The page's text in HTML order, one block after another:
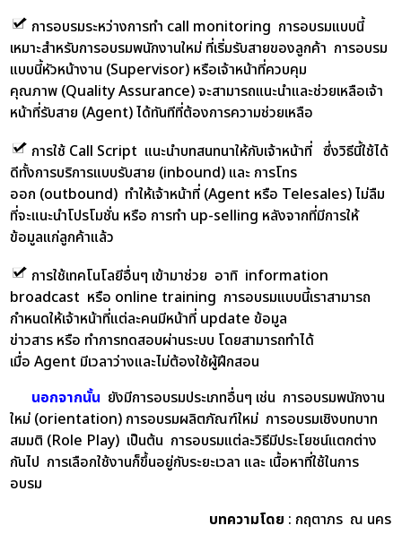
การอบรมระหว่างการทำ call monitoring การอบรมแบบนี้
เหมาะสำหรับการอบรมพนักงานใหม่ ที่เริ่มรับสายของลูกค้า การอบรม
แบบนี้หัวหน้างาน (Supervisor) หรือเจ้าหน้าที่ควบคุม
คุณภาพ (Quality Assurance) จะสามารถแนะนำและช่วยเหลือเจ้า
หน้าที่รับสาย (Agent) ได้ทันทีที่ต้องการความช่วยเหลือ
การใช้ Call Script แนะนำบทสนทนาให้กับเจ้าหน้าที่ ซึ่งวิธีนี้ใช้ได้
ดีทั้งการบริการแบบรับสาย (inbound) และ การโทร
ออก (outbound) ทำให้เจ้าหน้าที่ (Agent หรือ Telesales) ไม่ลืม
ที่จะแนะนำโปรโมชั่น หรือ การทำ up-selling หลังจากที่มีการให้
ข้อมูลแก่ลูกค้าแล้ว
การใช้เทคโนโลยีอื่นๆ เข้ามาช่วย อาทิ information
broadcast หรือ online training การอบรมแบบนี้เราสามารถ
กำหนดให้เจ้าหน้าที่แต่ละคนมีหน้าที่ update ข้อมูล
ข่าวสาร หรือ ทำการทดสอบผ่านระบบ โดยสามารถทำได้
เมื่อ Agent มีเวลาว่างและไม่ต้องใช้ผู้ฝึกสอน
นอกจากนั้น ยังมีการอบรมประเภทอื่นๆ เช่น การอบรมพนักงาน
ใหม่ (orientation) การอบรมผลิตภัณฑ์ใหม่ การอบรมเชิงบทบาท
สมมติ (Role Play) เป็นต้น การอบรมแต่ละวิธีมีประโยชน์แตกต่าง
กันไป การเลือกใช้งานก็ขึ้นอยู่กับระยะเวลา และ เนื้อหาที่ใช้ในการ
อบรม
บทความโดย : กฤตาภร ณ นคร